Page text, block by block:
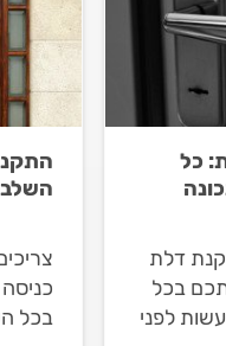
כל
דלת
בכל
לפני
בכל